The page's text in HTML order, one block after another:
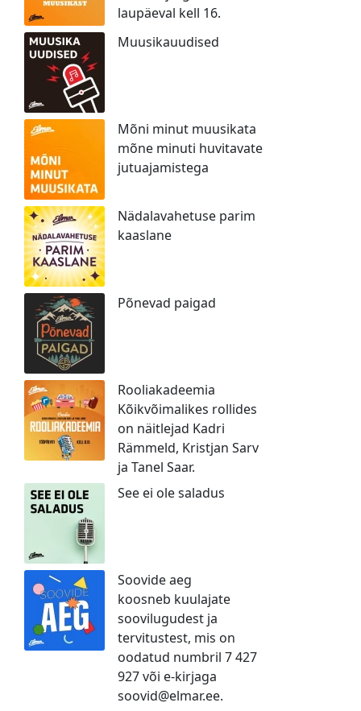
laupäeval kell 16.
Muusikauudised
Mõni minut muusikata
mõne minuti huvitavate
jutuajamistega
Nädalavahetuse parim
kaaslane
Põnevad paigad
Rooliakadeemia
Kõikvõimalikes rollides
on näitlejad Kadri
Rämmeld, Kristjan Sarv
ja Tanel Saar.
See ei ole saladus
Soovide aeg
koosneb kuulajate
soovilugudest ja
tervitustest, mis on
oodatud numbril 7 427
927 või e-kirjaga
soovid@elmar.ee.